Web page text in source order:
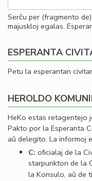
Serĉu per (fragmento
majuskloj egalas.
ESPERANTA
Petu la esperantan
HEROLDO
HeKo estas retagentejo
Pakto por la Esperanta
aŭ delegito. La informoj
C: oﬁcialaj de la
starpunkton de la
la Konsulo, aŭ de